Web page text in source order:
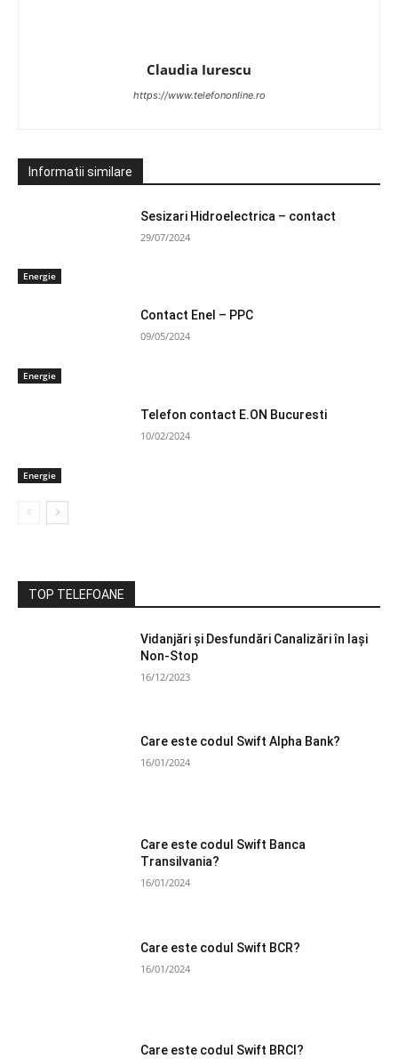
Claudia Iurescu
https://www.telefononline.ro
Informatii similare
Energie
Sesizari Hidroelectrica – contact
29/07/2024
Energie
Contact Enel – PPC
09/05/2024
Energie
Telefon contact E.ON Bucuresti
10/02/2024
TOP TELEFOANE
Vidanjări și Desfundări Canalizări în Iași
Non-Stop
16/12/2023
Care este codul Swift Alpha Bank?
16/01/2024
Care este codul Swift Banca
Transilvania?
16/01/2024
Care este codul Swift BCR?
16/01/2024
Care este codul Swift BRCI?